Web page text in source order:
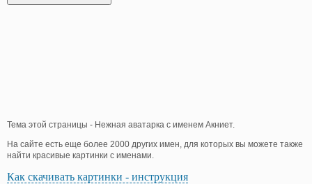
Тема этой страницы - Нежная аватарка с именем Акниет.
На сайте есть еще более 2000 других имен, для которых вы можете также
найти красивые картинки с именами.
Как скачивать картинки - инструкция